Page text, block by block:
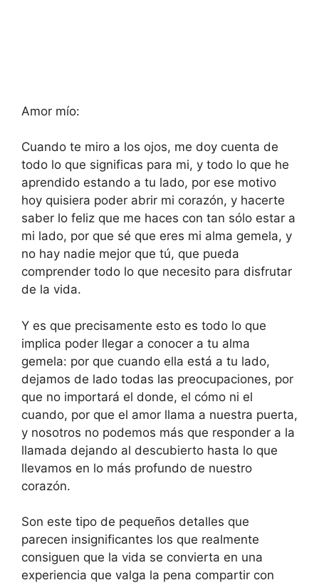
Amor mío:
Cuando te miro a los ojos, me doy cuenta de
todo lo que significas para mi, y todo lo que he
aprendido estando a tu lado, por ese motivo
hoy quisiera poder abrir mi corazón, y hacerte
saber lo feliz que me haces con tan sólo estar a
mi lado, por que sé que eres mi alma gemela, y
no hay nadie mejor que tú, que pueda
comprender todo lo que necesito para disfrutar
de la vida.
Y es que precisamente esto es todo lo que
implica poder llegar a conocer a tu alma
gemela: por que cuando ella está a tu lado,
dejamos de lado todas las preocupaciones, por
que no importará el donde, el cómo ni el
cuando, por que el amor llama a nuestra puerta,
y nosotros no podemos más que responder a la
llamada dejando al descubierto hasta lo que
llevamos en lo más profundo de nuestro
corazón.
Son este tipo de pequeños detalles que
parecen insignificantes los que realmente
consiguen que la vida se convierta en una
experiencia que valga la pena compartir con